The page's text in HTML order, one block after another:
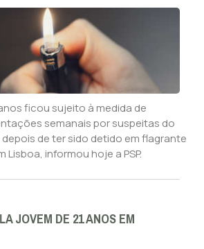
ficou sujeito à medida de
semanais por suspeitas do
de ter sido detido em flagrante
Lisboa, informou hoje a PSP.
JOVEM DE 21 ANOS EM